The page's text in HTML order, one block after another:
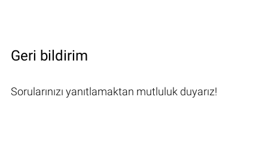
Geri bildirim
Sorularınızı yanıtlamaktan mutluluk duyarız!